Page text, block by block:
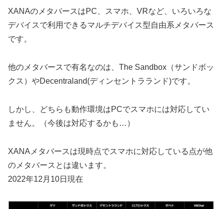
XANAのメタバースはPC、スマホ、VRなど、いろいろな
デバイスで利用できるマルチデバイス型自由系メタバース
です。
他のメタバースで有名なのは、The Sandbox（サンドボッ
クス）やDecentraland(ディンセントラランド)です。
しかし、どちらも動作環境はPCでスマホには対応してい
ません。（今後は対応するかも…）
XANAメタバースは現時点でスマホに対応している点が他
のメタバースとは違います。
2022年12月10日現在